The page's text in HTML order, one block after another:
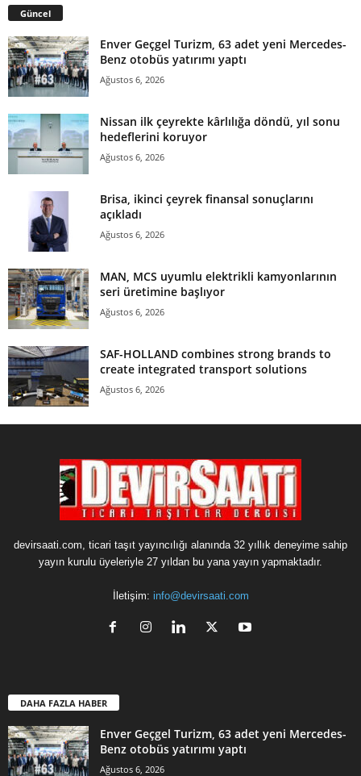
Güncel
Enver Geçgel Turizm, 63 adet yeni Mercedes-
Benz otobüs yatırımı yaptı
Ağustos 6, 2026
Nissan ilk çeyrekte kârlılığa döndü, yıl sonu
hedeflerini koruyor
Ağustos 6, 2026
Brisa, ikinci çeyrek finansal sonuçlarını
açıkladı
Ağustos 6, 2026
MAN, MCS uyumlu elektrikli kamyonlarının
seri üretimine başlıyor
Ağustos 6, 2026
SAF-HOLLAND combines strong brands to
create integrated transport solutions
Ağustos 6, 2026
devirsaati.com, ticari taşıt yayıncılığı alanında 32 yıllık deneyime sahip
yayın kurulu üyeleriyle 27 yıldan bu yana yayın yapmaktadır.
İletişim: info@devirsaati.com
DAHA FAZLA HABER
Enver Geçgel Turizm, 63 adet yeni Mercedes-
Benz otobüs yatırımı yaptı
Ağustos 6, 2026